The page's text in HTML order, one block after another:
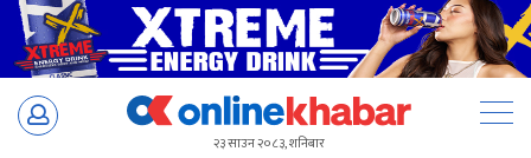
Skip
२३ साउन २०८३, शनिबार